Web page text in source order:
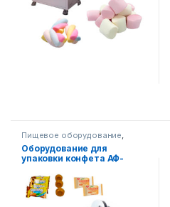
Пищевое оборудование
Упаковочное оборудование
Горизонтальная упаковка
Оборудование для
упаковки конфета АФ-